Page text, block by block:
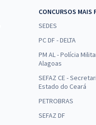
CONCURSOS MAIS
SEDES
PC DF - DELTA
PM AL - Polícia
Alagoas
SEFAZ CE -
Estado do Ceará
PETROBRAS
SEFAZ DF